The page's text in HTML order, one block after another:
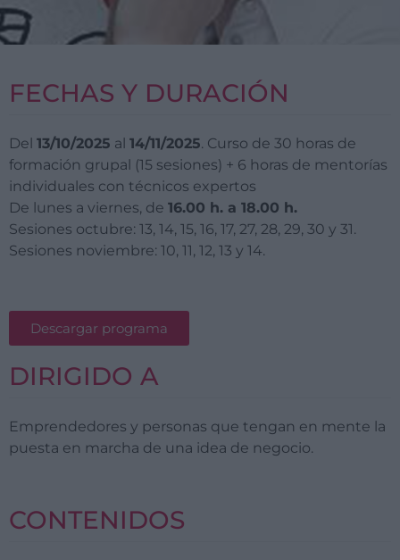
FECHAS Y DURACIÓN
Del 13/10/2025 al 14/11/2025. Curso de 30 horas de
formación grupal (15 sesiones) + 6 horas de mentorías
individuales con técnicos expertos
De lunes a viernes, de 16.00 h. a 18.00 h.
Sesiones octubre: 13, 14, 15, 16, 17, 27, 28, 29, 30 y 31.
Sesiones noviembre: 10, 11, 12, 13 y 14.
Descargar programa
DIRIGIDO A
Emprendedores y personas que tengan en mente la
puesta en marcha de una idea de negocio.
CONTENIDOS